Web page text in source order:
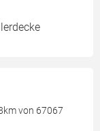
von 67067